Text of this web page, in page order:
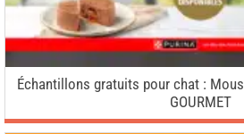
Échantillons gratuits pour chat :
GOURMET